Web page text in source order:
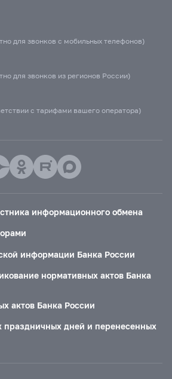
для звонков с мобильных телефонов)
для звонков из регионов России)
с тарифами вашего оператора)
информационного обмена
информации Банка России
нормативных актов Банка
актов Банка России
праздничных дней и перенесенных